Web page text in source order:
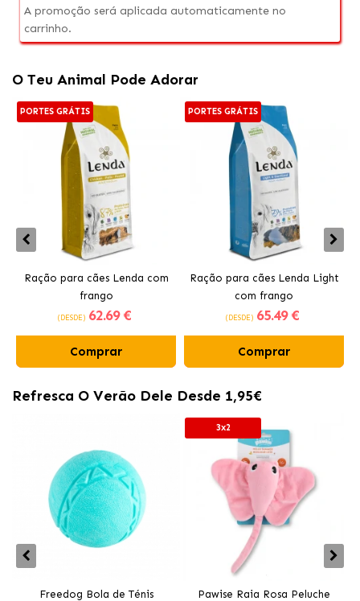
A promoção será aplicada automaticamente no
carrinho.
O Teu Animal Pode Adorar
PORTES GRÁTIS
Ração para cães Lenda com
frango
(DESDE) 62.69 €
Comprar
PORTES GRÁTIS
Ração para cães Lenda Light
com frango
(DESDE) 65.49 €
Comprar
Refresca O Verão Dele Desde 1,95€
Freedog Bola de Ténis
3x2
Pawise Raia Rosa Peluche